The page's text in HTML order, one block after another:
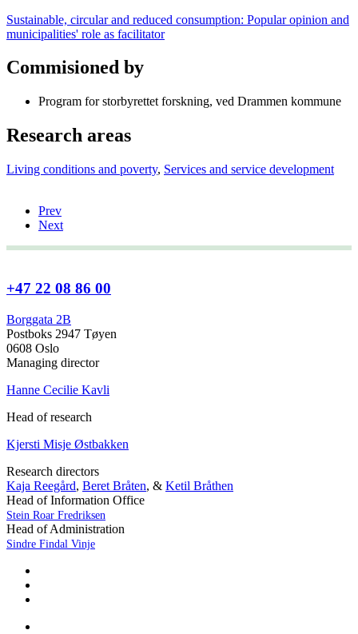
Sustainable, circular and reduced consumption: Popular opinion and
municipalities' role as facilitator
Commisioned by
Program for storbyrettet forskning, ved Drammen kommune
Research areas
Living conditions and poverty, Services and service development
Prev
Next
+47 22 08 86 00
Borggata 2B
Postboks 2947 Tøyen
0608 Oslo
Managing director
Hanne Cecilie Kavli
Head of research
Kjersti Misje Østbakken
Research directors
Kaja Reegård, Beret Bråten, & Ketil Bråthen
Head of Information Office
Stein Roar Fredriksen
Head of Administration
Sindre Findal Vinje